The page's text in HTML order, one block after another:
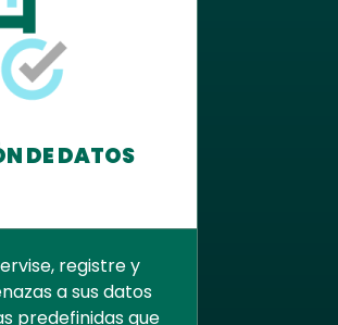
DE DATOS
registre y
a sus datos
predefinidas que